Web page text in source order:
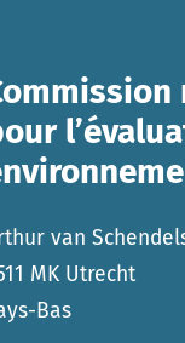
van
MK Utrecht
Bas